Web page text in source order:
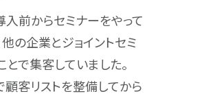
入前からセミナーをやって
他の企業とジョイントセミ
とで集客していました。
顧客リストを整備してから